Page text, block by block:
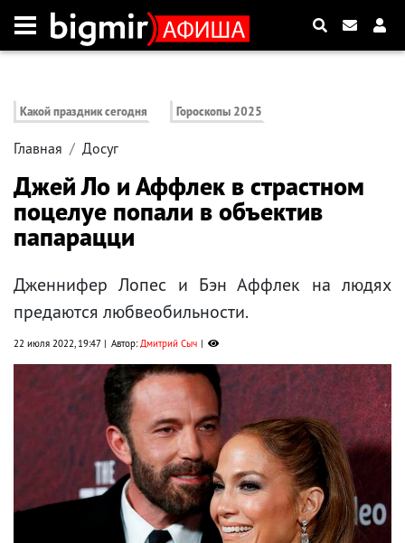
Какой праздник сегодня Гороскопы 2025
Главная Досуг
Джей Ло и Аффлек в страстном
поцелуе попали в объектив
папарацци
Дженнифер Лопес и Бэн Аффлек на людях
предаются любвеобильности.
22 июля 2022, 19:47 Автор:Дмитрий Сыч